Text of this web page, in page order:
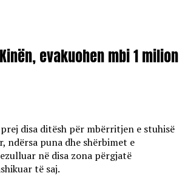
evakuohen mbi 1 milion
disa ditësh për mbërritjen e stuhisë
ndërsa puna dhe shërbimet e
në disa zona përgjatë
të saj.